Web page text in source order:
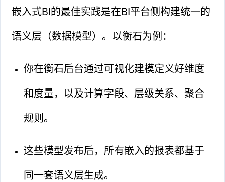
嵌入式BI的最佳实践是在BI平台侧构建统一的
语义层（数据模型）。以衡石为例：
你在衡石后台通过可视化建模定义好维度
和度量，以及计算字段、层级关系、聚合
规则。
这些模型发布后，所有嵌入的报表都基于
同一套语义层生成。